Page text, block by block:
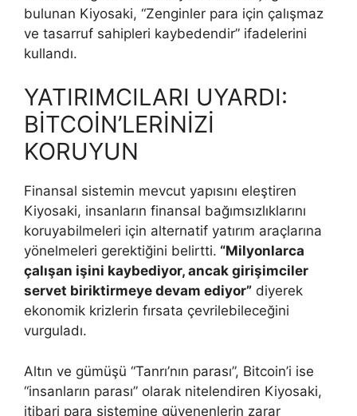
bulunan Kiyosaki, “Zenginler para için çalışmaz
ve tasarruf sahipleri kaybedendir” ifadelerini
kullandı.
YATIRIMCILARI UYARDI:
BİTCOİN’LERİNİZİ
KORUYUN
Finansal sistemin mevcut yapısını eleştiren
Kiyosaki, insanların finansal bağımsızlıklarını
koruyabilmeleri için alternatif yatırım araçlarına
yönelmeleri gerektiğini belirtti. “Milyonlarca
çalışan işini kaybediyor, ancak girişimciler
servet biriktirmeye devam ediyor” diyerek
ekonomik krizlerin fırsata çevrilebileceğini
vurguladı.
Altın ve gümüşü “Tanrı’nın parası”, Bitcoin’i ise
“insanların parası” olarak nitelendiren Kiyosaki,
itibari para sistemine güvenenlerin zarar